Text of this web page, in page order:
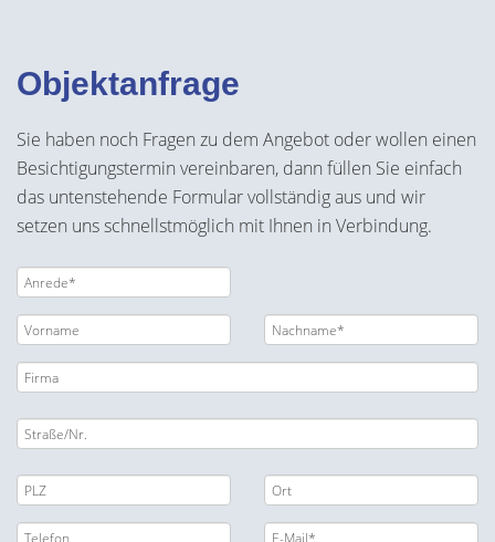
Objektanfrage
Sie haben noch Fragen zu dem Angebot oder wollen einen
Besichtigungstermin vereinbaren, dann füllen Sie einfach
das untenstehende Formular vollständig aus und wir
setzen uns schnellstmöglich mit Ihnen in Verbindung.